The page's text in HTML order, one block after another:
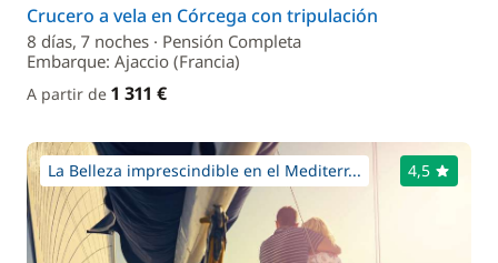
Crucero a vela en Córcega con tripulación
8 días, 7 noches · Pensión Completa
Embarque: Ajaccio (Francia)
A partir de 1 311 €
La Belleza imprescindible en el Mediterr... 4,5